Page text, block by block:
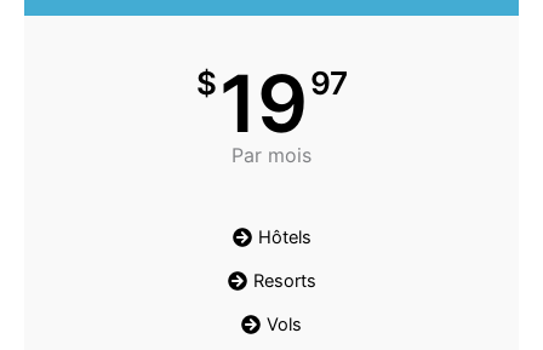
$1997
Par mois
Hôtels
Resorts
Vols